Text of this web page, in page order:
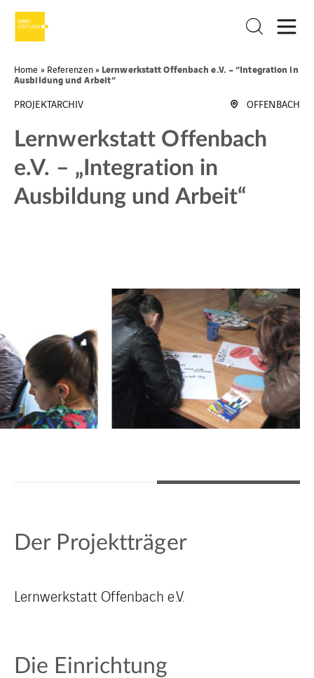
Home » Referenzen» Lernwerkstatt Offenbach e.V. – “Integration in
Ausbildung und Arbeit”
PROJEKTARCHIV
OFFENBACH
Lernwerkstatt Offenbach
e.V. – „Integration in
Ausbildung und Arbeit“
Der Projektträger
Lernwerkstatt Offenbach e.V.
Die Einrichtung